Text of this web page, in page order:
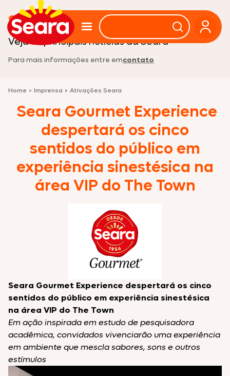
Sala de imprensa
Veja as principais noticias da Seara
Para mais informações entre emcontato
Home > Imprensa > Ativações Seara
Seara Gourmet Experience
despertará os cinco
sentidos do público em
experiência sinestésica na
área VIP do The Town
Seara Gourmet Experience despertará os cinco
sentidos do público em experiência sinestésica
na área VIP do The Town
Em ação inspirada em estudo de pesquisadora
acadêmica, convidados vivenciarão uma experiência
em ambiente que mescla sabores, sons e outros
estímulos